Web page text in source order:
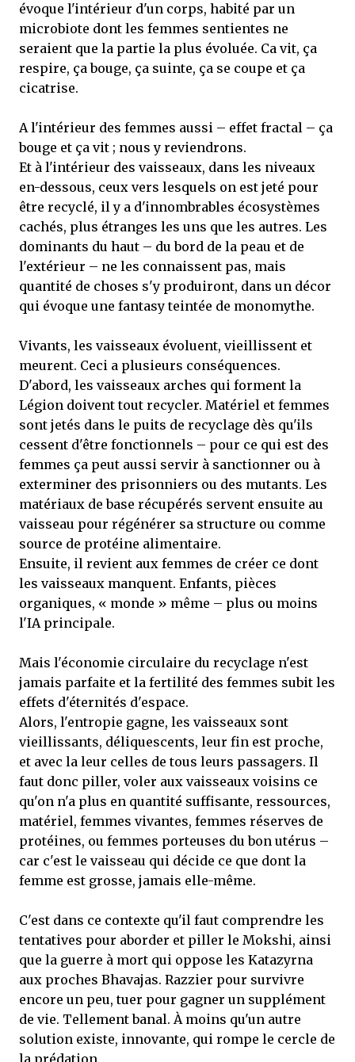
évoque l'intérieur d'un corps, habité par un
microbiote dont les femmes sentientes ne
seraient que la partie la plus évoluée. Ca vit, ça
respire, ça bouge, ça suinte, ça se coupe et ça
cicatrise.
A l'intérieur des femmes aussi – effet fractal – ça
bouge et ça vit ; nous y reviendrons.
Et à l'intérieur des vaisseaux, dans les niveaux
en-dessous, ceux vers lesquels on est jeté pour
être recyclé, il y a d'innombrables écosystèmes
cachés, plus étranges les uns que les autres. Les
dominants du haut – du bord de la peau et de
l'extérieur – ne les connaissent pas, mais
quantité de choses s'y produiront, dans un décor
qui évoque une fantasy teintée de monomythe.
Vivants, les vaisseaux évoluent, vieillissent et
meurent. Ceci a plusieurs conséquences.
D'abord, les vaisseaux arches qui forment la
Légion doivent tout recycler. Matériel et femmes
sont jetés dans le puits de recyclage dès qu'ils
cessent d'être fonctionnels – pour ce qui est des
femmes ça peut aussi servir à sanctionner ou à
exterminer des prisonniers ou des mutants. Les
matériaux de base récupérés servent ensuite au
vaisseau pour régénérer sa structure ou comme
source de protéine alimentaire.
Ensuite, il revient aux femmes de créer ce dont
les vaisseaux manquent. Enfants, pièces
organiques, « monde » même – plus ou moins
l'IA principale.
Mais l'économie circulaire du recyclage n'est
jamais parfaite et la fertilité des femmes subit les
effets d'éternités d'espace.
Alors, l'entropie gagne, les vaisseaux sont
vieillissants, déliquescents, leur fin est proche,
et avec la leur celles de tous leurs passagers. Il
faut donc piller, voler aux vaisseaux voisins ce
qu'on n'a plus en quantité suffisante, ressources,
matériel, femmes vivantes, femmes réserves de
protéines, ou femmes porteuses du bon utérus –
car c'est le vaisseau qui décide ce que dont la
femme est grosse, jamais elle-même.
C'est dans ce contexte qu'il faut comprendre les
tentatives pour aborder et piller le Mokshi, ainsi
que la guerre à mort qui oppose les Katazyrna
aux proches Bhavajas. Razzier pour survivre
encore un peu, tuer pour gagner un supplément
de vie. Tellement banal. À moins qu'un autre
solution existe, innovante, qui rompe le cercle de